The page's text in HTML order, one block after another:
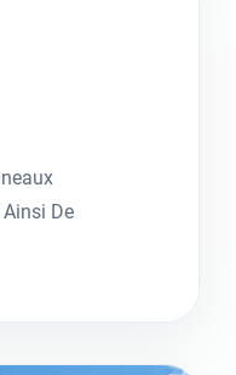
De